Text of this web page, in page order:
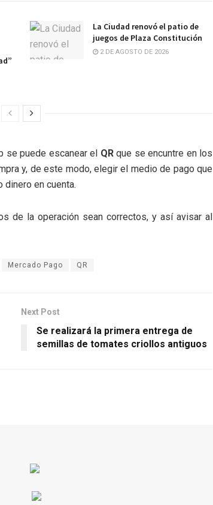
La Ciudad renovó el patio de
juegos de Plaza Constitución
2 DE AGOSTO DE 2026
se puede escanear el QRque se encuntre en los
y, de este modo, elegir el medio de pago que
en cuenta.
de la operación sean correctos, y así avisar al
Mercado Pago QR
Next Post
Se realizará la primera entrega de
semillas de tomates criollos antiguos